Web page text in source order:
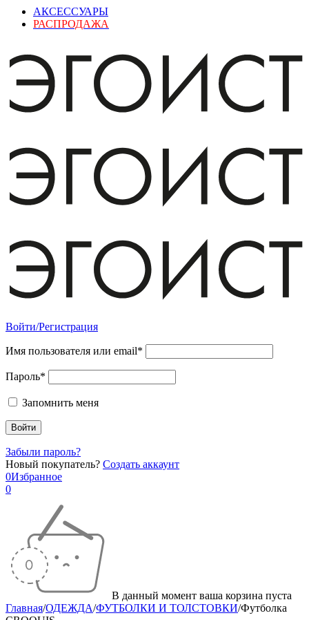
АКСЕССУАРЫ
РАСПРОДАЖА
Войти/Регистрация
Имя пользователя или email*
Пароль*
Запомнить меня
Забыли пароль?
Новый покупатель? Создать аккаунт
0Избранное
0
В данный момент ваша корзина пуста
Главная/ОДЕЖДА/ФУТБОЛКИ И ТОЛСТОВКИ/Футболка